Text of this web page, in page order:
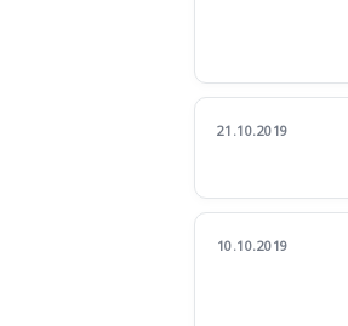
21.10.2019
10.10.2019